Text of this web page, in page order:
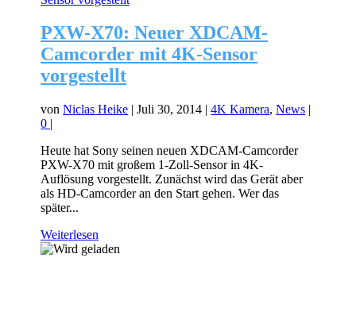
PXW-X70: Neuer XDCAM-
Camcorder mit 4K-Sensor
vorgestellt
vonNiclas Heike |Juli 30, 2014 |4K Kamera,News |
0 |
Heute hat Sony seinen neuen XDCAM-Camcorder
PXW-X70 mit großem 1-Zoll-Sensor in 4K-
Auflösung vorgestellt. Zunächst wird das Gerät aber
als HD-Camcorder an den Start gehen. Wer das
später...
Weiterlesen